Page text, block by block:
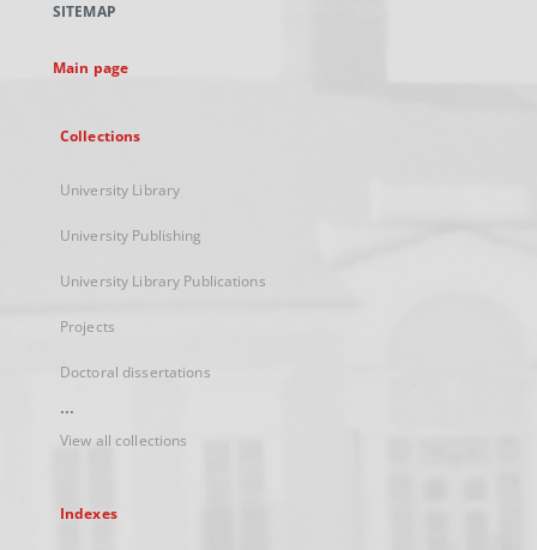
new
SITEMAP
Main page
Collections
University Library
University Publishing
University Library Publications
Projects
Doctoral dissertations
...
View all collections
Indexes